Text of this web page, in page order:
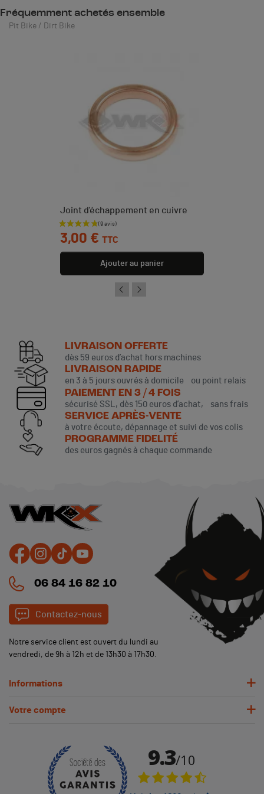
Fréquemment achetés ensemble
Pit Bike / Dirt Bike
Joint d'échappement en cuivre
Prix
3,00 € TTC
Ajouter au panier
LIVRAISON OFFERTE
dès 59 euros d’achat hors machines
LIVRAISON RAPIDE
en 3 à 5 jours ouvrés à domicile ou point relais
PAIEMENT EN 3 / 4 FOIS
sécurisé SSL, dès 150 euros d’achat, sans frais
SERVICE APRÈS-VENTE
à votre écoute, dépannage et suivi de vos colis
PROGRAMME FIDELITÉ
des euros gagnés à chaque commande
06 84 16 82 10
Contactez-nous
Notre service client est ouvert du lundi au
vendredi, de 9h à 12h et de 13h30 à 17h30.
Informations
Votre compte